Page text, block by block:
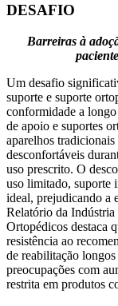
DESAFIO
Barreiras à
Um desafio
suporte e suporte
conformidade a
de apoio e suportes
aparelhos
desconfortáveis
uso prescrito. O
uso limitado, suporte
ideal, prejudicando a
Relatório da
Ortopédicos destaca
resistência ao
de reabilitação
preocupações com
restrita em produtos